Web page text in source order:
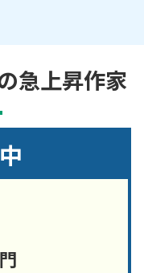
急上昇作家